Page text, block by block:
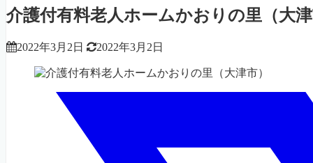
介護付有料老人ホームかおりの里（大
2022年3月2日 2022年3月2日